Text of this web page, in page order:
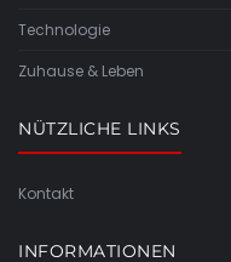
Technologie
Zuhause & Leben
NÜTZLICHE LINKS
Kontakt
INFORMATIONEN